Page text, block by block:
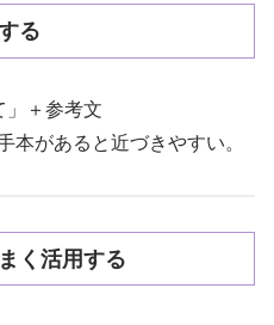
る
」＋参考文
があると近づきやすい。
く活用する